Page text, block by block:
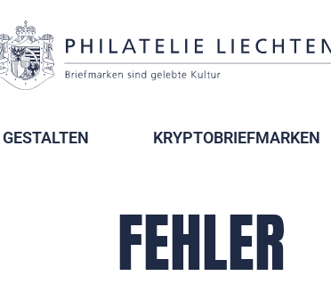
GESTALTEN KRYPTOBRIEFMARKEN
FEHLER